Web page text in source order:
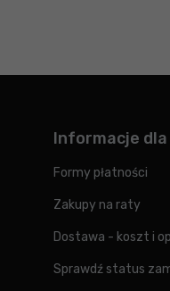
Informacje
Formy płatności
Zakupy na raty
Dostawa - koszt i
Sprawdź status